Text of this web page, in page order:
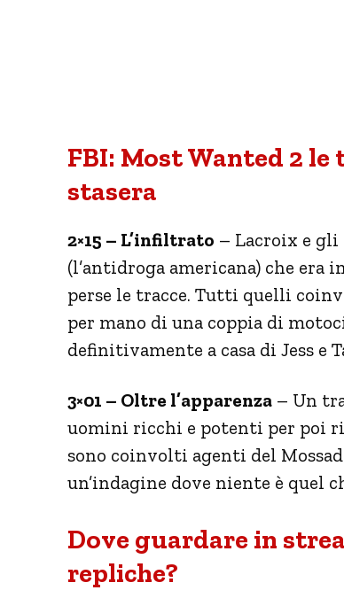
FBI: Most Wanted 2
stasera
2×15 – L’infiltrato – Lacroix e gli
(l’antidroga americana) che era
perse le tracce. Tutti quelli
per mano di una coppia di
definitivamente a casa di Jess e
3×01 – Oltre l’apparenza – Un
uomini ricchi e potenti per poi
sono coinvolti agenti del
un’indagine dove niente è quel
Dove guardare in
repliche?